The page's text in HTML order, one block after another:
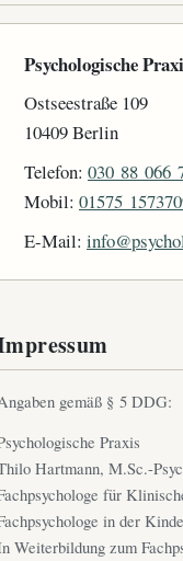
Psychologische
Ostseestraße 109
10409 Berlin
Telefon: 030 88 066
Mobil: 01575
E-Mail:
gemäß § 5 DDG:
Praxis
Hartmann, M.Sc.-
für
in der
Weiterbildung zum